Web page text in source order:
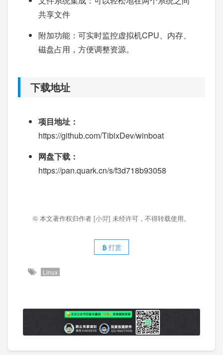
共享文件
附加功能：可实时监控虚拟机CPU、内存、
磁盘占用，方便调整资源。
下载地址
项目地址：
https://github.com/TibixDev/winboat
网盘下载：
https://pan.quark.cn/s/f3d718b93058
© 本文著作权归作者 [小羿] 未经许可，不得转载使用。
打赏
Linux